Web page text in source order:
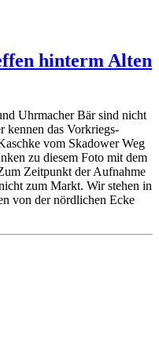
hinterm Alten
Uhrmacher Bär sind nicht
kennen das Vorkriegs-
vom Skadower Weg
zu diesem Foto mit dem
Zeitpunkt der Aufnahme
zum Markt. Wir stehen in
von der nördlichen Ecke